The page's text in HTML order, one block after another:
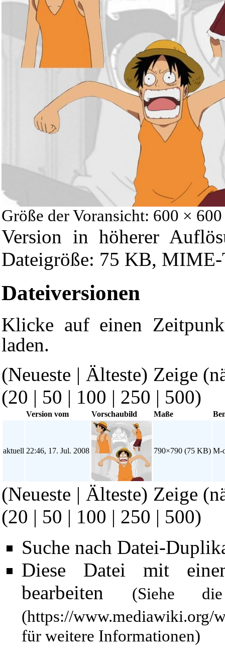
Größe der Voransicht: 600 ×
Version in höherer
Dateigröße: 75 KB,
Dateiversionen
Klicke auf einen
laden.
(Neueste | Älteste) Zeige
(20 | 50 | 100 | 250 | 500)
Version vom Vorschaubild Maße
aktuell 22:46, 17. Jul. 2008 790×790 (75 KB) M-
(Neueste | Älteste) Zeige
(20 | 50 | 100 | 250 | 500)
Suche nach Datei-
Diese Datei mit
bearbeiten
(Siehe
für weitere Informationen)